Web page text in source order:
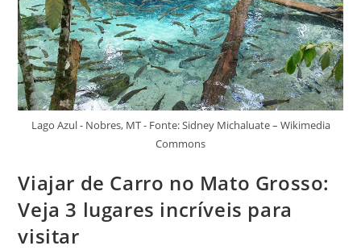
Lago Azul - Nobres, MT - Fonte: Sidney Michaluate – Wikimedia
Commons
Viajar de Carro no Mato Grosso:
Veja 3 lugares incríveis para
visitar